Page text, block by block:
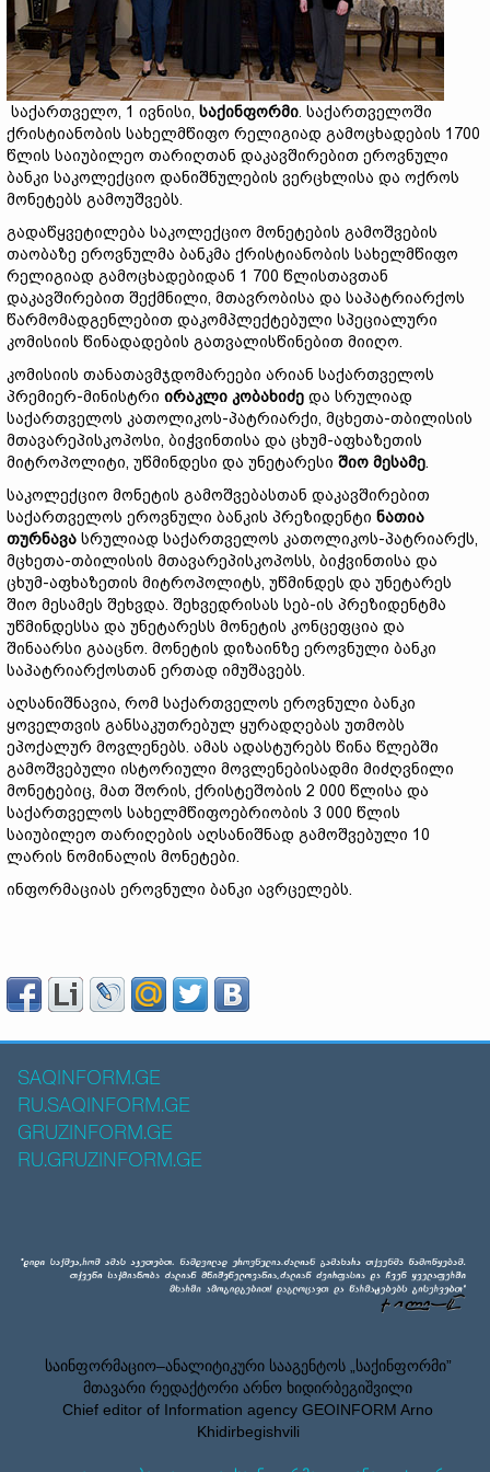
საქართველო, 1 ივნისი, საქინფორმი. საქართველოში
ქრისტიანობის სახელმწიფო რელიგიად გამოცხადების 1700
წლის საიუბილეო თარიღთან დაკავშირებით ეროვნული
ბანკი საკოლექციო დანიშნულების ვერცხლისა და ოქროს
მონეტებს გამოუშვებს.
გადაწყვეტილება საკოლექციო მონეტების გამოშვების
თაობაზე ეროვნულმა ბანკმა ქრისტიანობის სახელმწიფო
რელიგიად გამოცხადებიდან 1 700 წლისთავთან
დაკავშირებით შექმნილი, მთავრობისა და საპატრიარქოს
წარმომადგენლებით დაკომპლექტებული სპეციალური
კომისიის წინადადების გათვალისწინებით მიიღო.
კომისიის თანათავმჯდომარეები არიან საქართველოს
პრემიერ-მინისტრი ირაკლი კობახიძე და სრულიად
საქართველოს კათოლიკოს-პატრიარქი, მცხეთა-თბილისის
მთავარეპისკოპოსი, ბიჭვინთისა და ცხუმ-აფხაზეთის
მიტროპოლიტი, უწმინდესი და უნეტარესი შიო მესამე.
საკოლექციო მონეტის გამოშვებასთან დაკავშირებით
საქართველოს ეროვნული ბანკის პრეზიდენტი ნათია
თურნავა სრულიად საქართველოს კათოლიკოს-პატრიარქს,
მცხეთა-თბილისის მთავარეპისკოპოსს, ბიჭვინთისა და
ცხუმ-აფხაზეთის მიტროპოლიტს, უწმინდეს და უნეტარეს
შიო მესამეს შეხვდა. შეხვედრისას სებ-ის პრეზიდენტმა
უწმინდესსა და უნეტარესს მონეტის კონცეფცია და
შინაარსი გააცნო. მონეტის დიზაინზე ეროვნული ბანკი
საპატრიარქოსთან ერთად იმუშავებს.
აღსანიშნავია, რომ საქართველოს ეროვნული ბანკი
ყოველთვის განსაკუთრებულ ყურადღებას უთმობს
ეპოქალურ მოვლენებს. ამას ადასტურებს წინა წლებში
გამოშვებული ისტორიული მოვლენებისადმი მიძღვნილი
მონეტებიც, მათ შორის, ქრისტეშობის 2 000 წლისა და
საქართველოს სახელმწიფოებრიობის 3 000 წლის
საიუბილეო თარიღების აღსანიშნად გამოშვებული 10
ლარის ნომინალის მონეტები.
ინფორმაციას ეროვნული ბანკი ავრცელებს.
SAQINFORM.GE
RU.SAQINFORM.GE
GRUZINFORM.GE
RU.GRUZINFORM.GE
საინფორმაციო–ანალიტიკური სააგენტოს „საქინფორმი”
მთავარი რედაქტორი არნო ხიდირბეგიშვილი
Chief editor of Information agency GEOINFORM Arno
Khidirbegishvili